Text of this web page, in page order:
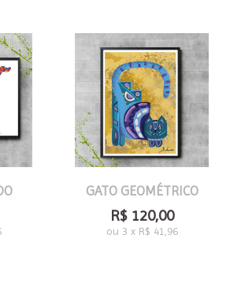
GATO GEOMÉTRICO
R$ 120,00
ou 3 x R$ 41,96